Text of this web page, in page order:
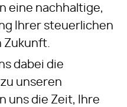
eine nachhaltige,
Ihrer steuerlichen
Zukunft.
dabei die
unseren
uns die Zeit, Ihre